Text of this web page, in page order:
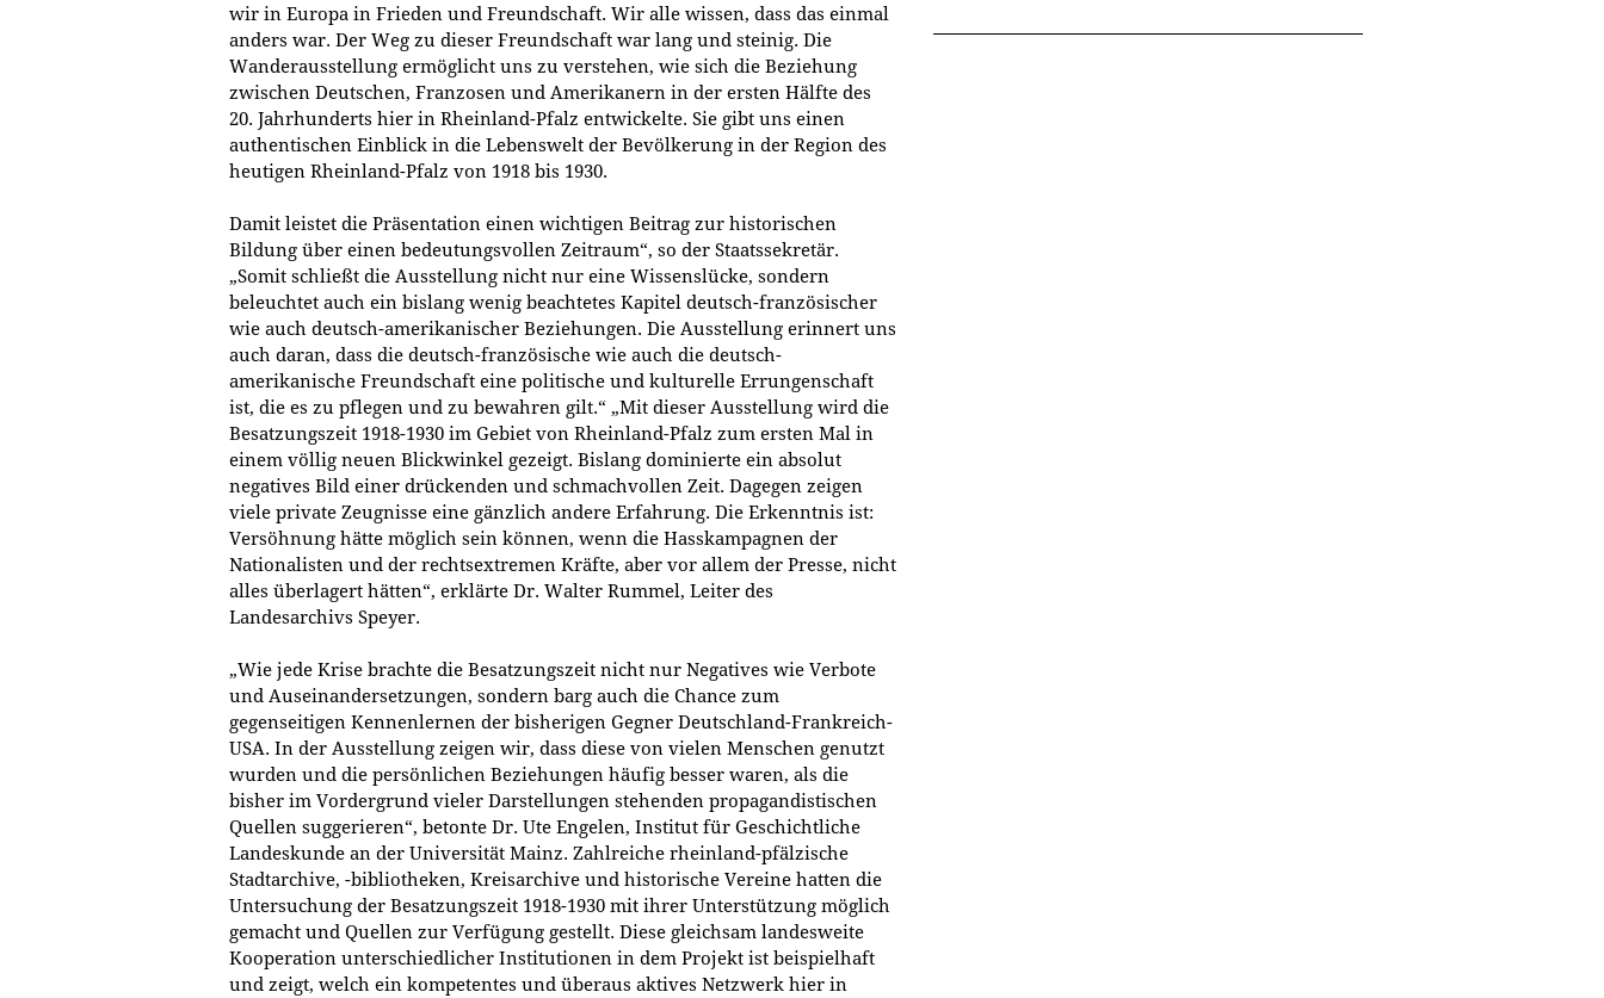
wir in Europa in Frieden und Freundschaft. Wir alle wissen, dass das einmal
anders war. Der Weg zu dieser Freundschaft war lang und steinig. Die
Wanderausstellung ermöglicht uns zu verstehen, wie sich die Beziehung
zwischen Deutschen, Franzosen und Amerikanern in der ersten Hälfte des
20. Jahrhunderts hier in Rheinland-Pfalz entwickelte. Sie gibt uns einen
authentischen Einblick in die Lebenswelt der Bevölkerung in der Region des
heutigen Rheinland-Pfalz von 1918 bis 1930.
Damit leistet die Präsentation einen wichtigen Beitrag zur historischen
Bildung über einen bedeutungsvollen Zeitraum“, so der Staatssekretär.
„Somit schließt die Ausstellung nicht nur eine Wissenslücke, sondern
beleuchtet auch ein bislang wenig beachtetes Kapitel deutsch-französischer
wie auch deutsch-amerikanischer Beziehungen. Die Ausstellung erinnert uns
auch daran, dass die deutsch-französische wie auch die deutsch-
amerikanische Freundschaft eine politische und kulturelle Errungenschaft
ist, die es zu pflegen und zu bewahren gilt.“ „Mit dieser Ausstellung wird die
Besatzungszeit 1918-1930 im Gebiet von Rheinland-Pfalz zum ersten Mal in
einem völlig neuen Blickwinkel gezeigt. Bislang dominierte ein absolut
negatives Bild einer drückenden und schmachvollen Zeit. Dagegen zeigen
viele private Zeugnisse eine gänzlich andere Erfahrung. Die Erkenntnis ist:
Versöhnung hätte möglich sein können, wenn die Hasskampagnen der
Nationalisten und der rechtsextremen Kräfte, aber vor allem der Presse, nicht
alles überlagert hätten“, erklärte Dr. Walter Rummel, Leiter des
Landesarchivs Speyer.
„Wie jede Krise brachte die Besatzungszeit nicht nur Negatives wie Verbote
und Auseinandersetzungen, sondern barg auch die Chance zum
gegenseitigen Kennenlernen der bisherigen Gegner Deutschland-Frankreich-
USA. In der Ausstellung zeigen wir, dass diese von vielen Menschen genutzt
wurden und die persönlichen Beziehungen häufig besser waren, als die
bisher im Vordergrund vieler Darstellungen stehenden propagandistischen
Quellen suggerieren“, betonte Dr. Ute Engelen, Institut für Geschichtliche
Landeskunde an der Universität Mainz. Zahlreiche rheinland-pfälzische
Stadtarchive, -bibliotheken, Kreisarchive und historische Vereine hatten die
Untersuchung der Besatzungszeit 1918-1930 mit ihrer Unterstützung möglich
gemacht und Quellen zur Verfügung gestellt. Diese gleichsam landesweite
Kooperation unterschiedlicher Institutionen in dem Projekt ist beispielhaft
und zeigt, welch ein kompetentes und überaus aktives Netzwerk hier in